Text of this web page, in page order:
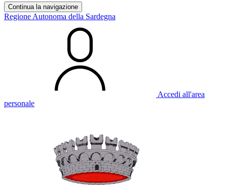
Continua la navigazione
Regione Autonoma della Sardegna
Accedi all'area
personale